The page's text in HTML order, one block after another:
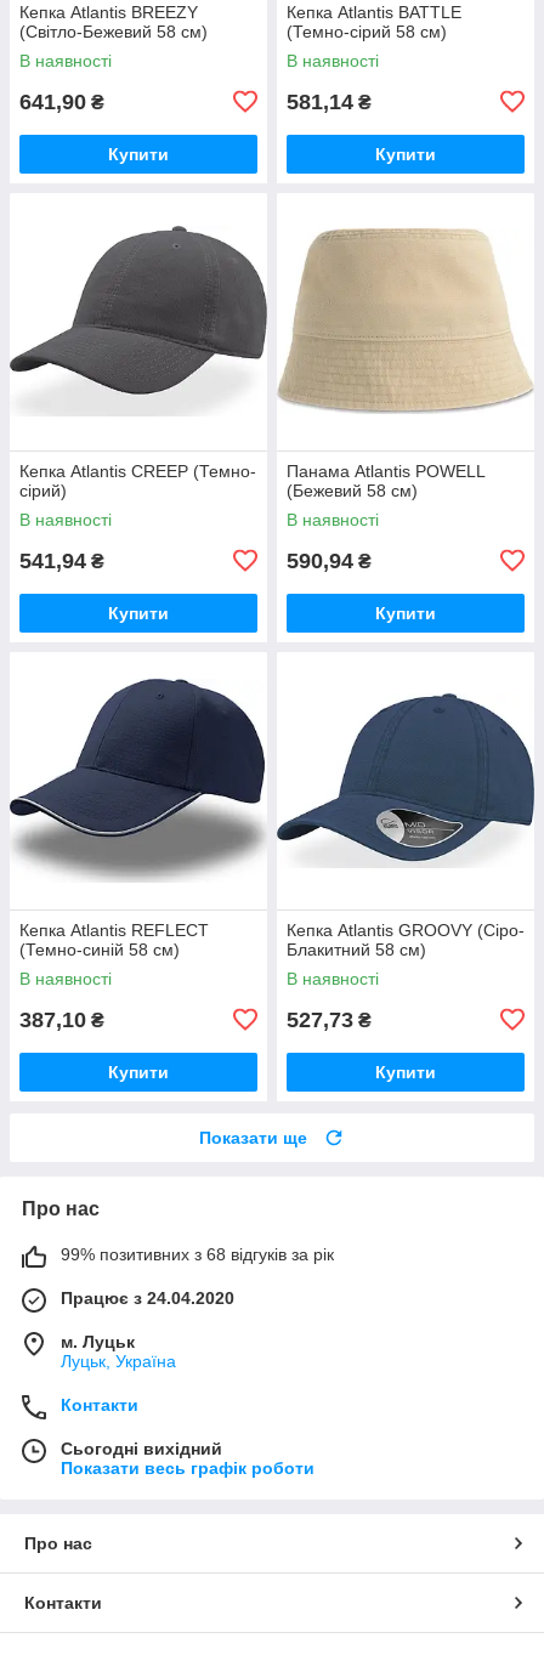
Кепка Atlantis BREEZY
(Світло-Бежевий 58 см)
В наявності
641,90 ₴
Купити
Кепка Atlantis BATTLE
(Темно-сірий 58 см)
В наявності
581,14 ₴
Купити
Кепка Atlantis CREEP (Темно-
сірий)
В наявності
541,94 ₴
Купити
Панама Atlantis POWELL
(Бежевий 58 см)
В наявності
590,94 ₴
Купити
Кепка Atlantis REFLECT
(Темно-синій 58 см)
В наявності
387,10 ₴
Купити
Кепка Atlantis GROOVY (Сіро-
Блакитний 58 см)
В наявності
527,73 ₴
Купити
Показати ще
Про нас
99% позитивних з 68 відгуків за рік
Працює з 24.04.2020
м. Луцьк
Луцьк, Україна
Контакти
Сьогодні вихідний
Показати весь графік роботи
Про нас
Контакти